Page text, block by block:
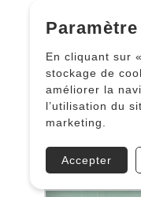
Ô Cordula, La
Mignonnette
9.42 $
DZ 417
En cliquant sur
stockage de
améliorer la
l’utilisation du
marketing.
Accepter